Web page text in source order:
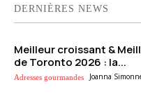
DERNIÈRES NEWS
Meilleur croissant &
de Toronto 2026 : la...
Adresses gourmandes Joanna